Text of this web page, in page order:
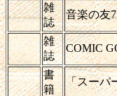
雑
誌
音楽の友
雑
誌
COMIC
書
籍
「スーパ